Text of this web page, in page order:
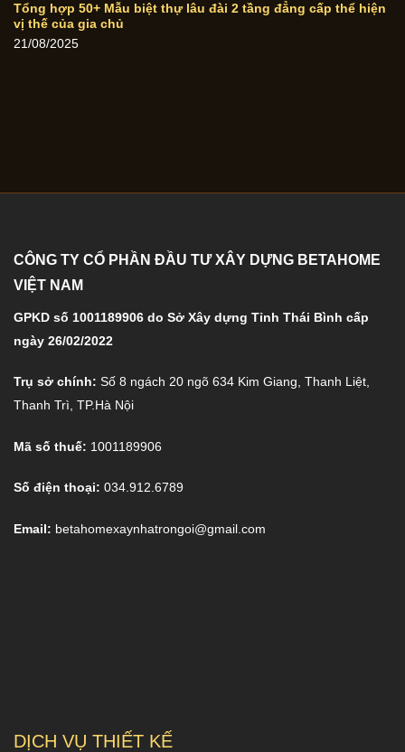
Tổng hợp 50+ Mẫu biệt thự lâu đài 2 tầng đẳng cấp thể hiện
vị thế của gia chủ
21/08/2025
CÔNG TY CỔ PHẦN ĐẦU TƯ XÂY DỰNG BETAHOME
VIỆT NAM
GPKD số 1001189906 do Sở Xây dựng Tỉnh Thái Bình cấp
ngày 26/02/2022
Trụ sở chính: Số 8 ngách 20 ngõ 634 Kim Giang, Thanh Liệt,
Thanh Trì, TP.Hà Nội
Mã số thuế: 1001189906
Số điện thoại: 034.912.6789
Email: betahomexaynhatrongoi@gmail.com
DỊCH VỤ THIẾT KẾ